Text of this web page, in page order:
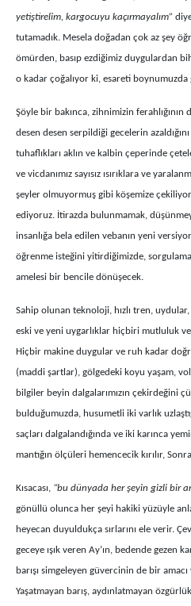
yetiştirelim, kargocuyu kaçırmayalım”
tutamadık. Mesela doğadan çok az şey
ömürden, basıp ezdiğimiz duygulardan
o kadar çoğalıyor ki, esareti
Şöyle bir bakınca, zihnimizin ferahlığının
desen desen serpildiği gecelerin azaldığını
tuhaflıkları aklın ve kalbin çeperinde
ve vicdanımız sayısız ısırıklara ve
şeyler olmuyormuş gibi köşemize
ediyoruz. İtirazda bulunmamak,
insanlığa bela edilen vebanın yeni
öğrenme isteğini yitirdiğimizde,
amelesi bir bencile dönüşecek.
Sahip olunan teknoloji, hızlı tren,
eski ve yeni uygarlıklar hiçbiri mutluluk
Hiçbir makine duygular ve ruh kadar
(maddi şartlar), gölgedeki koyu yaşam,
bilgiler beyin dalgalarımızın çekirdeğini
bulduğumuzda, husumetli iki varlık
saçları dalgalandığında ve iki karınca
mantığın ölçüleri hemencecik kırılır,
Kısacası, “bu dünyada her şeyin gizli bir
gönüllü olunca her şeyi hakiki yüzüyle
heyecan duyuldukça sırlarını ele verir.
geceye ışık veren Ay’ın, bedende gezen
barışı simgeleyen güvercinin de bir
Yaşatmayan barış, aydınlatmayan